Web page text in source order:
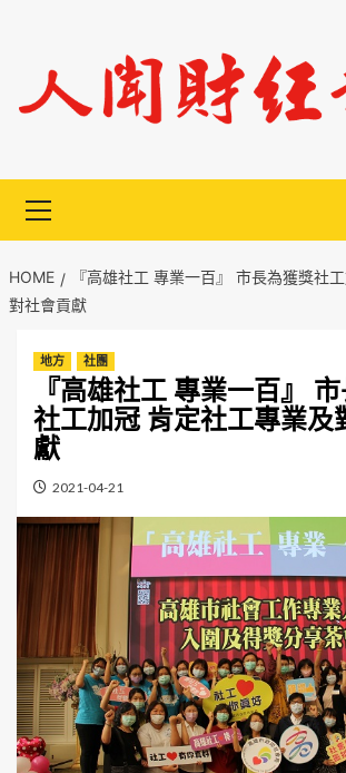
content
Menu
HOME
『高雄社工 專業一百』 市長為獲獎社
對社會貢獻
地方 社團
『高雄社工 專業一百』
社工加冠 肯定社工專業及
獻
2021-04-21